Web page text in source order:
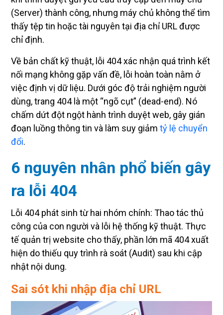
thấy tệp tin hoặc tài nguyên tại địa chỉ URL được
chỉ định.
nối mạng không gặp vấn đề, lỗi hoàn toàn nằm ở
việc định vị dữ liệu. Dưới góc độ trải nghiệm người
dùng, trang 404 là một “ngõ cụt” (dead-end). Nó
chấm dứt đột ngột hành trình duyệt web, gây gián
đoạn luồng thông tin và làm suy giảmtỷ lệ chuyển
đổi.
6 nguyên nhân phổ biến gây
ra lỗi 404
công của con người và lỗi hệ thống kỹ thuật. Thực
tế quản trị website cho thấy, phần lớn mã 404 xuất
hiện do thiếu quy trình rà soát (Audit) sau khi cập
nhật nội dung.